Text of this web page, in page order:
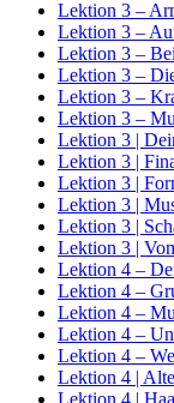
Lektion 3 –
Lektion 3 –
Lektion 3 –
Lektion 3 –
Lektion 3 –
Lektion 3 –
Lektion 3 |
Lektion 3 |
Lektion 3 |
Lektion 3 |
Lektion 3 |
Lektion 3 |
Lektion 4 –
Lektion 4 –
Lektion 4 –
Lektion 4 –
Lektion 4 –
Lektion 4 |